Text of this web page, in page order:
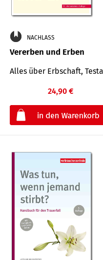
NACHLASS
Vererben und Erben
Alles über Erbschaft,
24,90 €